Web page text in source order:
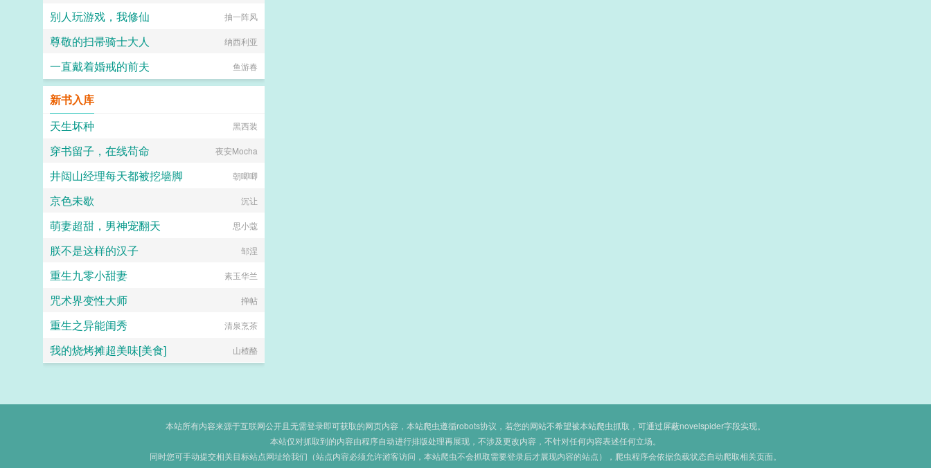
别人玩游戏，我修仙 抽一阵风
尊敬的扫帚骑士大人 纳西利亚
一直戴着婚戒的前夫 鱼游春
新书入库
天生坏种
黑西装
穿书留子，在线苟命 夜安Mocha
井闼山经理每天都被挖墙脚 朝唧唧
京色未歇 沉让
萌妻超甜，男神宠翻天 思小蔻
朕不是这样的汉子 邹涅
重生九零小甜妻 素玉华兰
咒术界变性大师 掸帖
重生之异能闺秀 清泉烹茶
我的烧烤摊超美味[美食] 山楂酪
本站所有内容来源于互联网公开且无需登录即可获取的网页内容，本站爬虫遵循robots协议，若您的网站不希望被本站爬虫抓取，可通过屏蔽novelspider字段实现。
本站仅对抓取到的内容由程序自动进行排版处理再展现，不涉及更改内容，不针对任何内容表述任何立场。
同时您可手动提交相关目标站点网址给我们（站点内容必须允许游客访问，本站爬虫不会抓取需要登录后才展现内容的站点），爬虫程序会依据负载状态自动爬取相关页面。